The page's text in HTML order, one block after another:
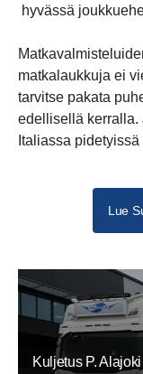
hyvässä
matkalaukkuja ei
tarvitse pakata
edellisellä kerralla.
Italiassa
Lue
Kuljetus P.